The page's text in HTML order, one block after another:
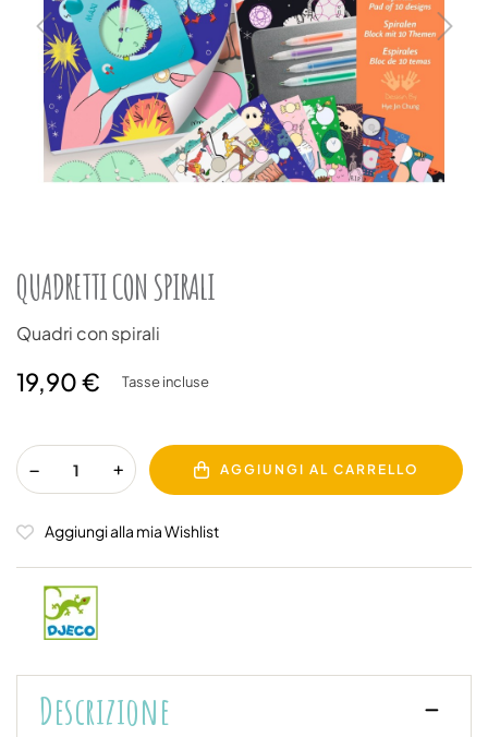
QUADRETTI CON SPIRALI
Quadri con spirali
19,90 € Tasse incluse
AGGIUNGI AL CARRELLO
Aggiungi alla mia Wishlist
Descrizione